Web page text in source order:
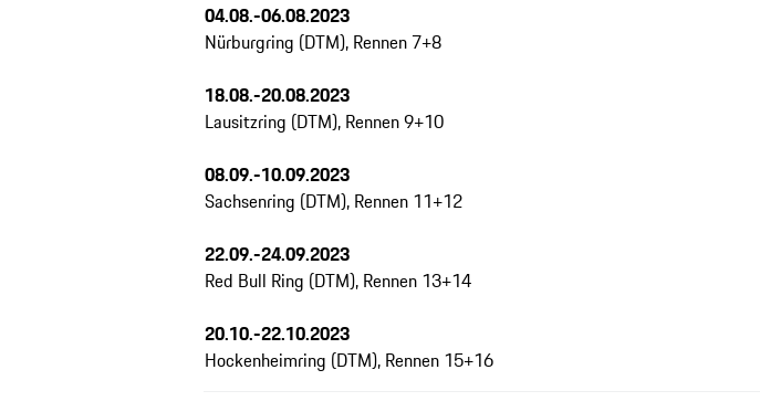
04.08.-06.08.2023
Nürburgring (DTM), Rennen 7+8
18.08.-20.08.2023
Lausitzring (DTM), Rennen 9+10
08.09.-10.09.2023
Sachsenring (DTM), Rennen 11+12
22.09.-24.09.2023
Red Bull Ring (DTM), Rennen 13+14
20.10.-22.10.2023
Hockenheimring (DTM), Rennen 15+16